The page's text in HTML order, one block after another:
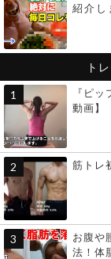
紹介し
ト
『ピ
動画】
筋トレ
お腹や
法！体